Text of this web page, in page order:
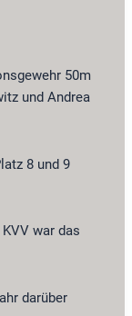
50m
und Andrea
8 und 9
war das
darüber